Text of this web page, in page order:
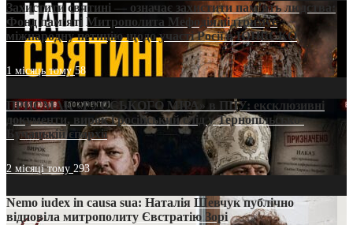
Захистити святині — означає захистити пам’ять людства:
Фонд пам’яті Митрополита Мефодія підтримує
міжнародну петицію щодо участі Росії в ЮНЕСКО
1 місяць тому58
ПРИСМАК «РУССЬКОГО МІРА» в ПЦУ: ексклюзивні
документи, вирок і російський слід у Тернопільсько-
Бучацькій єпархії
2 місяці тому 293
Nemo iudex in causa sua: Наталія Шевчук публічно
відповіла митрополиту Євстратію Зорі